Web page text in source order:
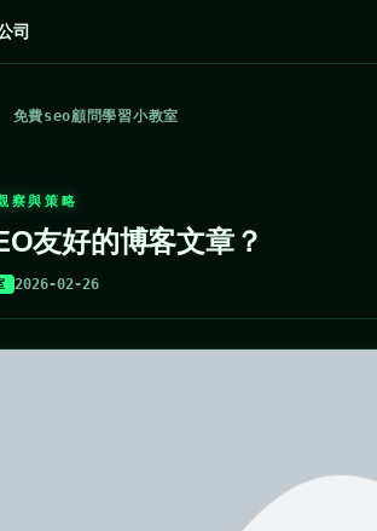
司
免費seo顧問學習小教室
與策略
友好的博客文章？
2026-02-26